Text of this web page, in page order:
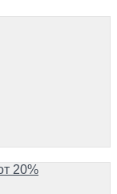
20%
20%